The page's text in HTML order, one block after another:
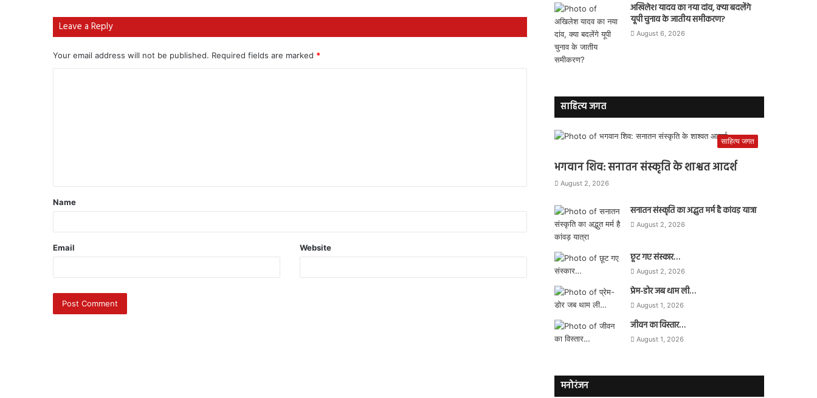
Leave a Reply
Your email address will not be published. Required fields are marked *
Name
Email Website
अखिलेश यादव का नया दांव, क्या बदलेंगे
यूपी चुनाव के जातीय समीकरण?
August 6, 2026
साहित्य जगत
साहित्य जगत
भगवान शिव: सनातन संस्कृति के शाश्वत आदर्श
August 2, 2026
सनातन संस्कृति का अद्भुत मर्म है कांवड़ यात्रा
August 2, 2026
छूट गए संस्कार…
August 2, 2026
प्रेम-डोर जब थाम ली…
August 1, 2026
जीवन का विस्तार…
August 1, 2026
मनोरंजन